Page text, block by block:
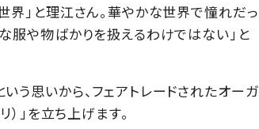
界」と理江さん。華やかな世界で憧れだっ
服や物ばかりを扱えるわけではない」と
う思いから、フェアトレードされたオーガ
）」を立ち上げます。